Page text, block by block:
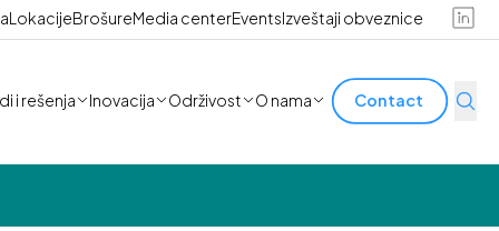
LokacijeBrošureMedia centerEventsIzveštaji obveznice
i rešenja Inovacija Održivost O nama Contact